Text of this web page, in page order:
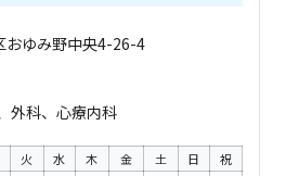
おゆみ野中央4-26-4
外科、心療内科
火 水 木 金 土 日 祝